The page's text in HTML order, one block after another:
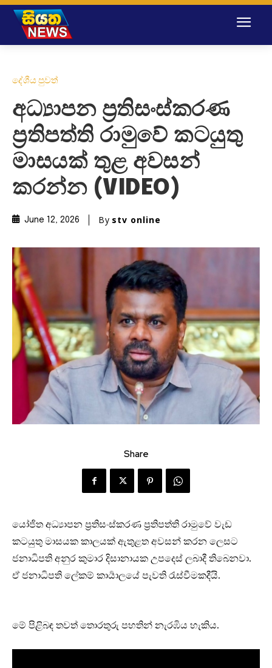
දේශීය පුවත්
අධ්‍යාපන ප්‍රතිසංස්කරණ
ප්‍රතිපත්ති රාමුවේ කටයුතු
මාසයක් තුළ අවසන්
කරන්න (VIDEO)
June 12, 2026 By stv online
Share
යෝජිත අධ්‍යාපන ප්‍රතිසංස්කරණ ප්‍රතිපත්ති රාමුවේ වැඩ
කටයුතු මාසයක කාලයක් ඇතුළත අවසන් කරන ලෙසට
ජනාධිපති අනුර කුමාර දිසානායක උපදෙස් ලබාදී තිබෙනවා.
ඒ ජනාධිපති ලේකම් කාර්‍යාලයේ පැවති රැස්වීමකදීයි.
මේ පිළිබඳ තවත් තොරතුරු පහතින් නැරඹිය හැකිය.